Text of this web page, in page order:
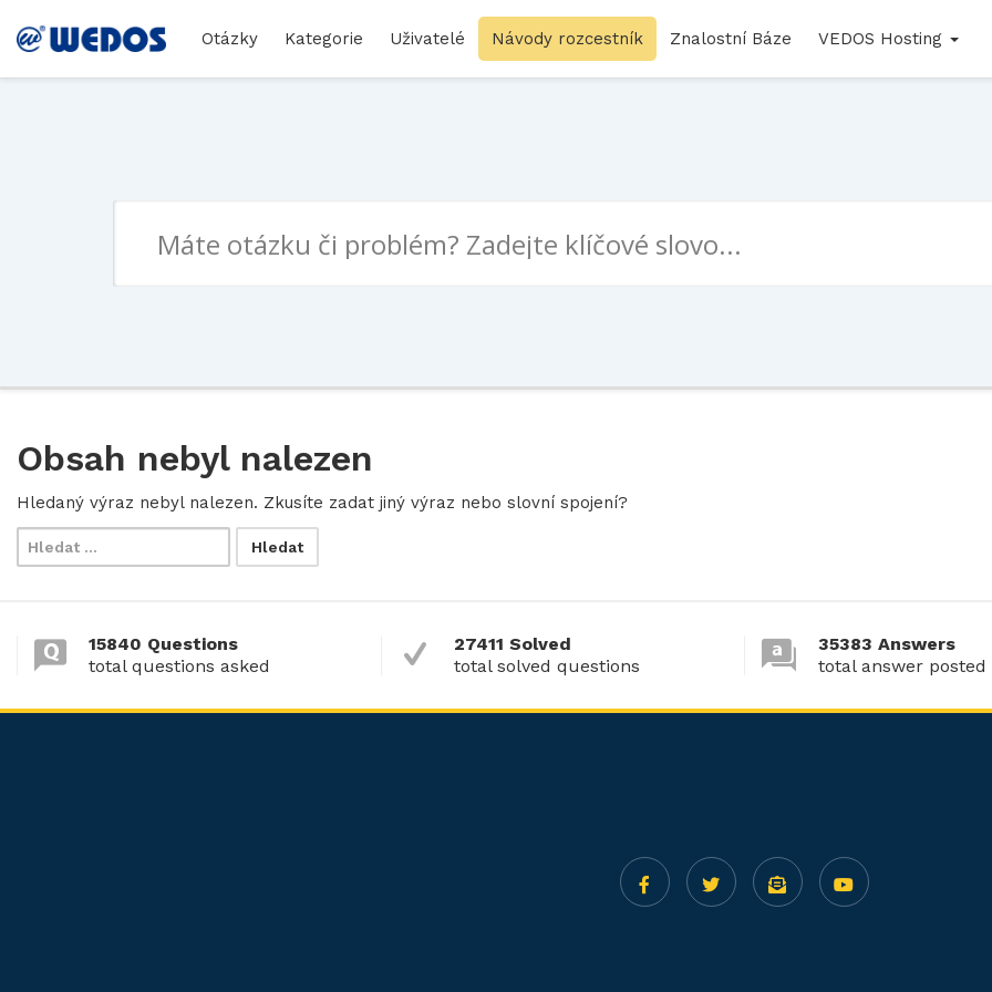
Otázky Kategorie Uživatelé Návody rozcestník Znalostní Báze VEDOS Hosting
Obsah nebyl nalezen
Hledaný výraz nebyl nalezen. Zkusíte zadat jiný výraz nebo slovní spojení?
15840 Questions
total questions asked
27411 Solved
total solved questions
35383 Answers
total answer posted